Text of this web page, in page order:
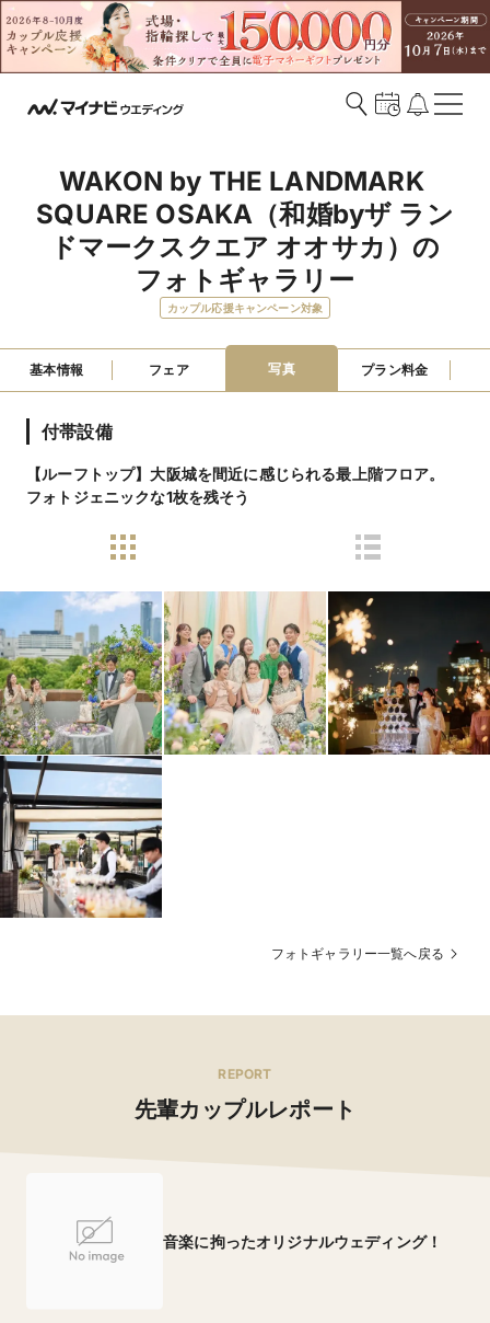
WAKON by THE LANDMARK
SQUARE OSAKA（和婚byザ ラン
ドマークスクエア オオサカ）の
フォトギャラリー
カップル応援キャンペーン対象
基本情報 フェア 写真 プラン料金
付帯設備
【ルーフトップ】大阪城を間近に感じられる最上階フロア。
フォトジェニックな1枚を残そう
フォトギャラリー一覧へ戻る
REPORT
先輩カップルレポート
音楽に拘ったオリジナルウェディング！